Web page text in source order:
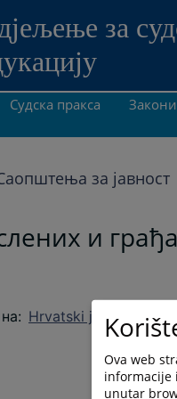
за
Судска пракса Закони
за јавност
и
: Hrvatski jezik
Ova web
informacije
unutar